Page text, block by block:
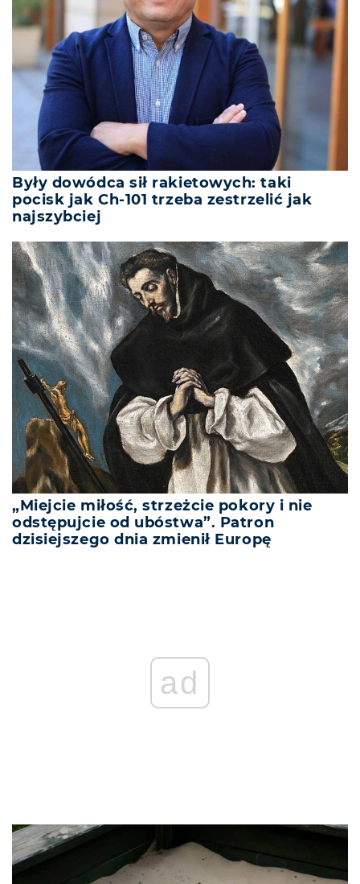
Były dowódca sił rakietowych: taki
pocisk jak Ch-101 trzeba zestrzelić jak
najszybciej
„Miejcie miłość, strzeżcie pokory i nie
odstępujcie od ubóstwa”. Patron
dzisiejszego dnia zmienił Europę
ad